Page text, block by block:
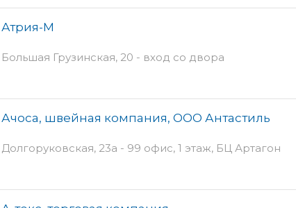
Атрия-М
Большая Грузинская, 20 - вход со двора
Ачоса, швейная компания, ООО Антастиль
Долгоруковская, 23а - 99 офис, 1 этаж, БЦ Артагон